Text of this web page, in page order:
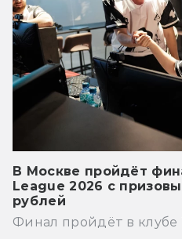
В Москве пройдёт
League 2026 с
рублей
Финал пройдёт в клубе